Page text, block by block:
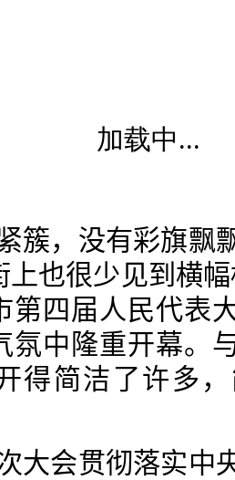
簇，没有彩旗飘
上也很少见到横
第四届人民代表
氛中隆重开幕。
得简洁了许多
大会贯彻落实中